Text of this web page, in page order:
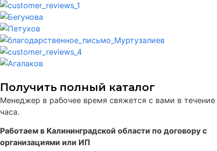
Получить полный каталог
Менеджер в рабочее время свяжется с вами в течение
часа.
Работаем в Калининградской области по договору с
организациями или ИП